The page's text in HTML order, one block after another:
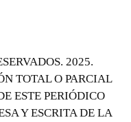
2025.
TOTAL O PARCIAL
ESTE PERIÓDICO
Y ESCRITA DE LA